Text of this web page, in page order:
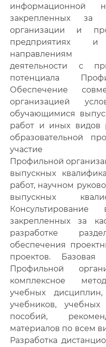
информационной
закрепленных
организации и
предприятиях
направлениям
деятельности с
потенциала
Обеспечение
организацией
обучающимися
работ и иных видов
образовательной
участие
Профильной
выпускных
работ, научном
выпускных
закрепленных за
разработке
обеспечения
проектов.
Профильной
комплексное
учебных
учебников, учебных
пособий,
материалов по всем
Разработка